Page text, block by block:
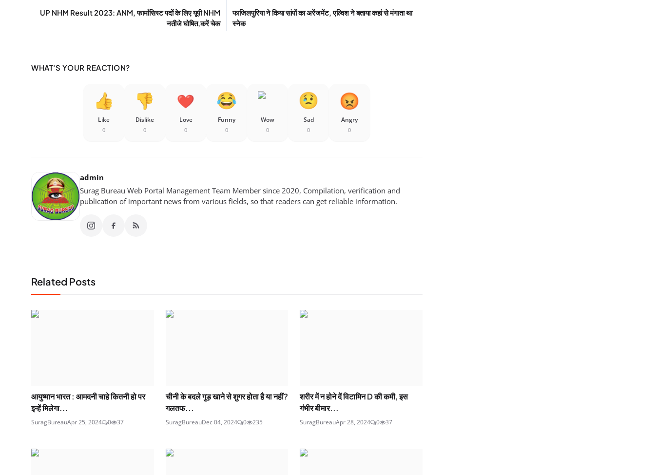
UP NHM Result 2023: ANM, फार्मासिस्ट पदों के लिए यूपी NHM
नतीजे घोषित,करें चेक
फाजिलपुरिया ने किया सांपों का अरेंजमेंट, एल्विश ने बताया कहां से मंगाता था
स्नेक
WHAT'S YOUR REACTION?
Like
0
Dislike
0
Love
0
Funny
0
Wow
0
Sad
0
Angry
0
admin
Surag Bureau Web Portal Management Team Member since 2020, Compilation, verification and
publication of important news from various fields, so that readers can get reliable information.
Related Posts
आयुष्मान भारत : आमदनी चाहे कितनी हो पर
इन्हें मिलेगा...
SuragBureauApr 25, 2024 0 37
चीनी के बदले गुड़ खाने से शुगर होता है या नहीं?
गलतफ...
SuragBureauDec 04, 2024 0 235
शरीर में न होने दें विटामिन D की कमी, इस
गंभीर बीमार...
SuragBureauApr 28, 2024 0 37